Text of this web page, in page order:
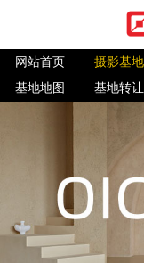
网站首页 摄影基地
基地地图
基地转让